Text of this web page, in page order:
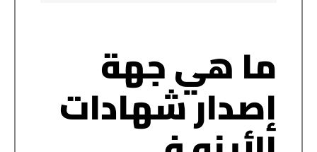
ما هي جهة
إصدار شهادات